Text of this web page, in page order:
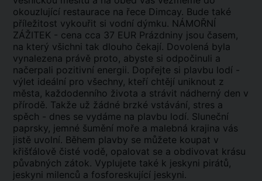
okouzlující restaurace na řece Dimcay. Bude také
příležitost vykouřit si vodní dýmku. NÁMOŘNÍ
ZÁŽITEK - cena cca 37 EUR Prázdniny jsou časem,
na který všichni tak dlouho čekají. Dovolená byla
vynalezena právě proto, abyste si odpočinuli a
načerpali pozitivní energii. Dopřejte si plavbu lodí -
výlet ideální pro všechny, kteří chtějí uniknout z
města, každodenního života a strávit nádherný den v
přírodě. Takže už žádné brzké vstávání, stres a
spěch - dnes se vydáme na plavbu lodí. Sluneční
paprsky, jemné šumění moře a malebná krajina vás
jistě uvolní. Během plavby se můžete koupat v
křišťálově čisté vodě, opalovat se a obdivovat krásu
půvabných zátok. Vyplujete také k jeskyni pirátů,
jeskyni milenců a fosforeskující jeskyni.